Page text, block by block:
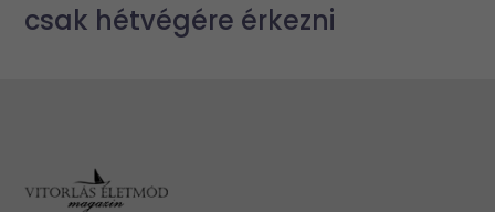
csak hétvégére érkezni